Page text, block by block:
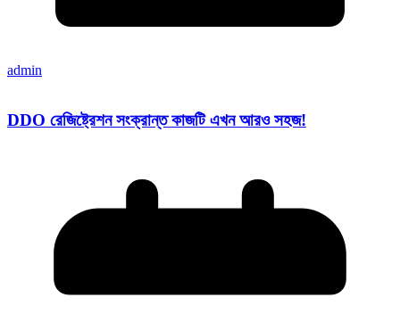
admin
DDO রেজিষ্ট্রেশন সংক্রান্ত কাজটি এখন আরও সহজ!